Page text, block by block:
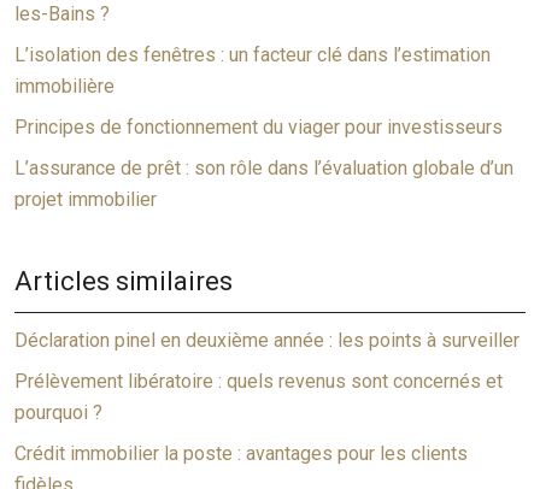
les-Bains ?
L’isolation des fenêtres : un facteur clé dans l’estimation
immobilière
Principes de fonctionnement du viager pour investisseurs
L’assurance de prêt : son rôle dans l’évaluation globale d’un
projet immobilier
Articles similaires
Déclaration pinel en deuxième année : les points à surveiller
Prélèvement libératoire : quels revenus sont concernés et
pourquoi ?
Crédit immobilier la poste : avantages pour les clients
fidèles